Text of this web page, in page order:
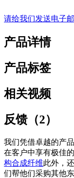
请给我们发送电子
产品详情
产品标签
相关视频
反馈（2）
我们凭借卓越的产
在客户中享有极佳
构合成纤维此外，
们帮他们采购其他